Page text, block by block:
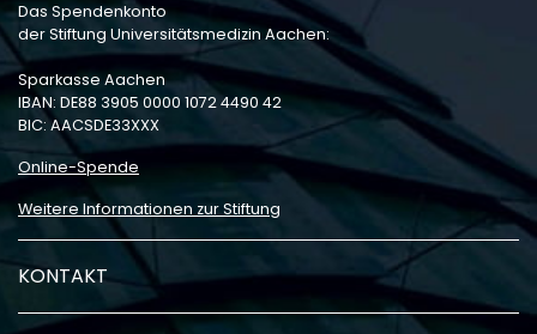
Das Spendenkonto
der Stiftung Universitätsmedizin Aachen:
Sparkasse Aachen
IBAN: DE88 3905 0000 1072 4490 42
BIC: AACSDE33XXX
Online-Spende
Weitere Informationen zur Stiftung
KONTAKT